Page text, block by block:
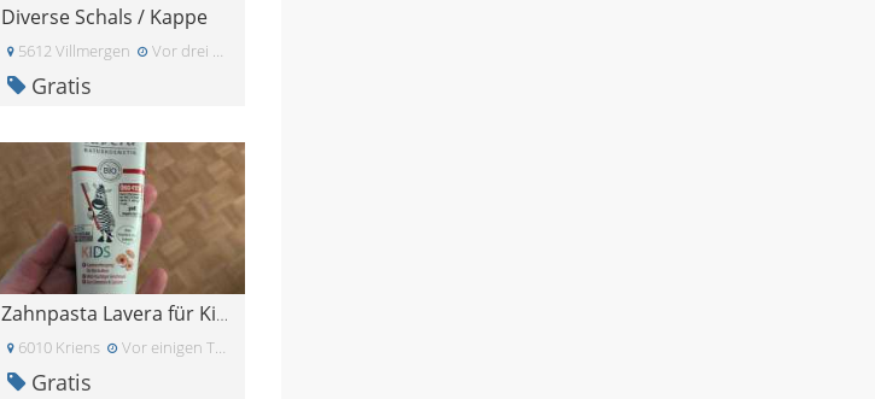
Diverse Schals / Kappe
5612 Villmergen Vor drei Wochen
Gratis
Zahnpasta Lavera für Kinder
6010 Kriens Vor einigen Tagen
Gratis